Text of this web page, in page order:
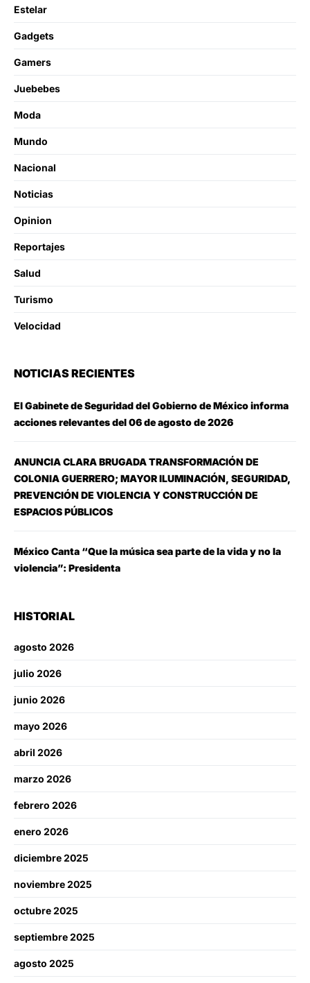
Estelar
Gadgets
Gamers
Juebebes
Moda
Mundo
Nacional
Noticias
Opinion
Reportajes
Salud
Turismo
Velocidad
NOTICIAS RECIENTES
El Gabinete de Seguridad del Gobierno de México informa
acciones relevantes del 06 de agosto de 2026
ANUNCIA CLARA BRUGADA TRANSFORMACIÓN DE
COLONIA GUERRERO; MAYOR ILUMINACIÓN, SEGURIDAD,
PREVENCIÓN DE VIOLENCIA Y CONSTRUCCIÓN DE
ESPACIOS PÚBLICOS
México Canta “Que la música sea parte de la vida y no la
violencia”: Presidenta
HISTORIAL
agosto 2026
julio 2026
junio 2026
mayo 2026
abril 2026
marzo 2026
febrero 2026
enero 2026
diciembre 2025
noviembre 2025
octubre 2025
septiembre 2025
agosto 2025